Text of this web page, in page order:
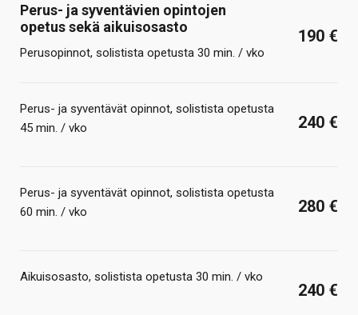
Perus- ja syventävien opintojen
opetus sekä aikuisosasto
Perusopinnot, solistista opetusta 30 min. / vko
190 €
Perus- ja syventävät opinnot, solistista opetusta
45 min. / vko
240 €
Perus- ja syventävät opinnot, solistista opetusta
60 min. / vko
280 €
Aikuisosasto, solistista opetusta 30 min. / vko
240 €